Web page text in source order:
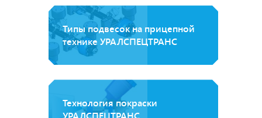
Типы подвесок на прицепной
технике УРАЛСПЕЦТРАНС
Технология покраски